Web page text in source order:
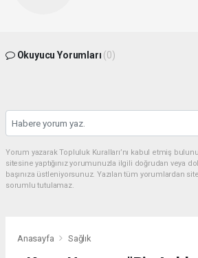
Okuyucu Yorumları (0)
Yorum yazarak Topluluk Kuralları’nı kabul etmiş
sitesine yaptığınız yorumunuzla ilgili doğrudan veya
başınıza üstleniyorsunuz. Yazılan tüm yorumlardan
sorumlu tutulamaz.
Anasayfa Sağlık